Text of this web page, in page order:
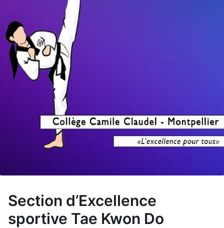
Section d’Excellence
sportive Tae Kwon Do